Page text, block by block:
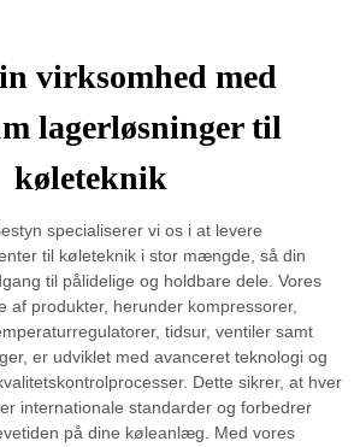
virksomhed med
lagerløsninger til
køleteknik
specialiserer vi os i at levere
til køleteknik i stor mængde, så din
til pålidelige og holdbare dele. Vores
af produkter, herunder kompressorer,
tidsur, ventiler samt
er udviklet med avanceret teknologi og
Dette sikrer, at hver
internationale standarder og forbedrer
på dine køleanlæg. Med vores